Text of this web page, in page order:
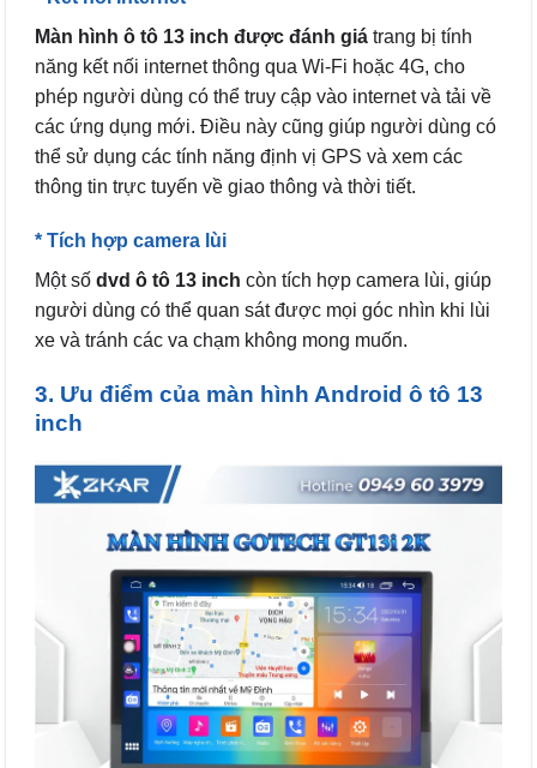
Màn hình ô tô 13 inch được đánh giá trang bị tính
năng kết nối internet thông qua Wi-Fi hoặc 4G, cho
phép người dùng có thể truy cập vào internet và tải về
các ứng dụng mới. Điều này cũng giúp người dùng có
thể sử dụng các tính năng định vị GPS và xem các
thông tin trực tuyến về giao thông và thời tiết.
* Tích hợp camera lùi
Một số dvd ô tô 13 inch còn tích hợp camera lùi, giúp
người dùng có thể quan sát được mọi góc nhìn khi lùi
xe và tránh các va chạm không mong muốn.
3. Ưu điểm của màn hình Android ô tô 13
inch